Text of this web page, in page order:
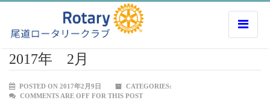
2017年 2月
POSTED ON 2017年2月9日
CATEGORIES:
COMMENTS ARE OFF FOR THIS POST